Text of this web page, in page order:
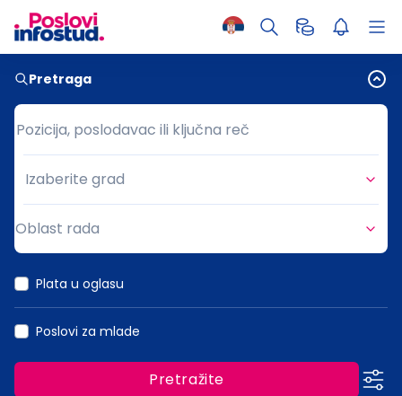
Pretraga
Pozicija, poslodavac ili ključna reč
Pozicija, poslodavac ili ključna reč
Grad
Izaberite grad
Oblast rada
Plata u oglasu
Poslovi za mlade
Pretražite